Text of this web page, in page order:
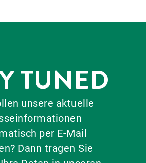
TUNED
unsere aktuelle
per E-Mail
Dann tragen Sie